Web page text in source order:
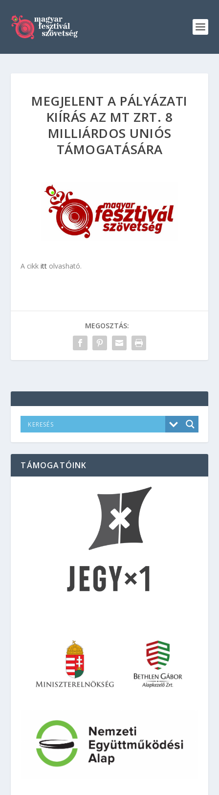
MEGJELENT A PÁLYÁZATI
KIÍRÁS AZ MT ZRT. 8
MILLIÁRDOS UNIÓS
TÁMOGATÁSÁRA
A cikkitt olvasható.
MEGOSZTÁS:
TÁMOGATÓINK